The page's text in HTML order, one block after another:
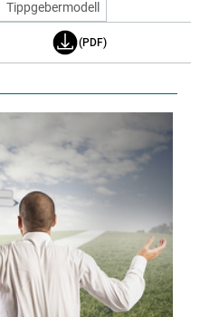
Tippgebermodell
(PDF)